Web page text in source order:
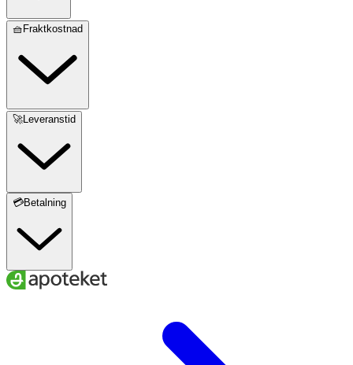
🧺Fraktkostnad
🚀Leveranstid
💳Betalning